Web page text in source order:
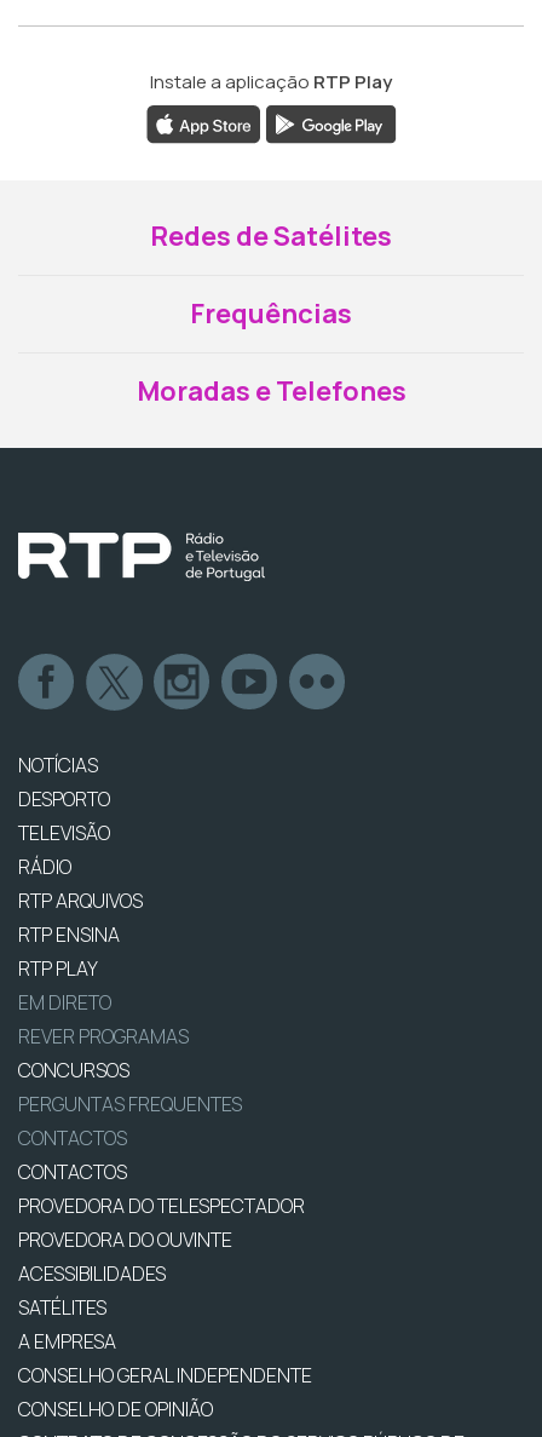
Instale a aplicação RTP Play
Redes de Satélites
Frequências
Moradas e Telefones
NOTÍCIAS
DESPORTO
TELEVISÃO
RÁDIO
RTP ARQUIVOS
RTP ENSINA
RTP PLAY
EM DIRETO
REVER PROGRAMAS
CONCURSOS
PERGUNTAS FREQUENTES
CONTACTOS
CONTACTOS
PROVEDORA DO TELESPECTADOR
PROVEDORA DO OUVINTE
ACESSIBILIDADES
SATÉLITES
A EMPRESA
CONSELHO GERAL INDEPENDENTE
CONSELHO DE OPINIÃO